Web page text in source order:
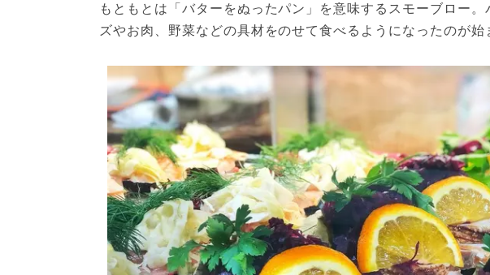
もともとは「バターをぬったパン」を意味するスモーブロー
ズやお肉、野菜などの具材をのせて食べるようになったのが始